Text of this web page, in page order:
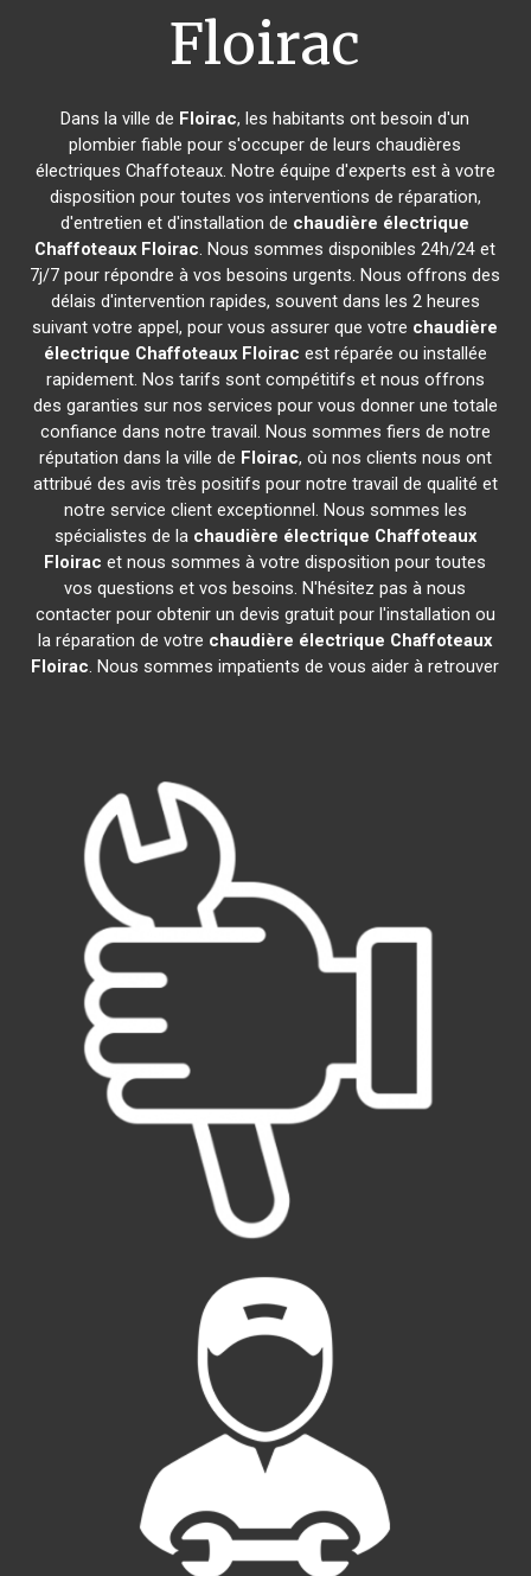
Floirac
Dans la ville de Floirac, les habitants ont besoin d'un
plombier fiable pour s'occuper de leurs chaudières
électriques Chaffoteaux. Notre équipe d'experts est à votre
disposition pour toutes vos interventions de réparation,
d'entretien et d'installation de chaudière électrique
Chaffoteaux Floirac. Nous sommes disponibles 24h/24 et
7j/7 pour répondre à vos besoins urgents. Nous offrons des
délais d'intervention rapides, souvent dans les 2 heures
suivant votre appel, pour vous assurer que votre chaudière
électrique Chaffoteaux Floirac est réparée ou installée
rapidement. Nos tarifs sont compétitifs et nous offrons
des garanties sur nos services pour vous donner une totale
confiance dans notre travail. Nous sommes fiers de notre
réputation dans la ville de Floirac, où nos clients nous ont
attribué des avis très positifs pour notre travail de qualité et
notre service client exceptionnel. Nous sommes les
spécialistes de la chaudière électrique Chaffoteaux
Floirac et nous sommes à votre disposition pour toutes
vos questions et vos besoins. N'hésitez pas à nous
contacter pour obtenir un devis gratuit pour l'installation ou
la réparation de votre chaudière électrique Chaffoteaux
Floirac. Nous sommes impatients de vous aider à retrouver